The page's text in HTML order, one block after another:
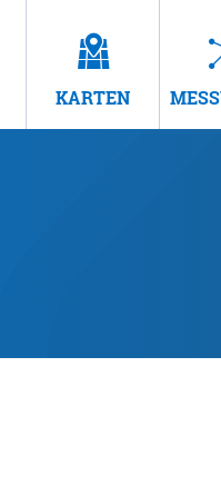
KARTEN